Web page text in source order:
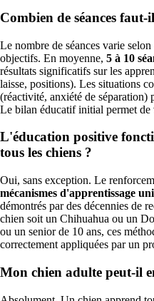
Combien de séances
Le nombre de séances varie
objectifs. En moyenne, 5 à 10
résultats significatifs sur les
laisse, positions). Les situations
(réactivité, anxiété de séparation)
Le bilan éducatif initial permet de
L'éducation positive
tous les chiens ?
Oui, sans exception. Le
mécanismes d'apprentissage
démontrés par des décennies de
chien soit un Chihuahua ou un
ou un senior de 10 ans, ces
correctement appliquées par un
Mon chien adulte peut-il